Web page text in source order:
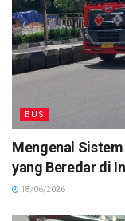
BUS
Mengenal
yang Beredar di
18/06/2026